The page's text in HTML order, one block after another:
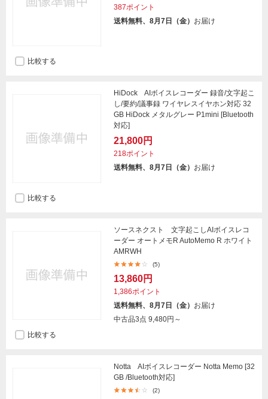
387ポイント
送料無料、8月7日（金） お届け
比較する
HiDock AIボイスレコーダー 録音/文字起こ
し/要約/議事録 ワイヤレスイヤホン対応 32
GB HiDock メタルグレー P1mini [Bluetooth
対応]
21,800円
218ポイント
送料無料、8月7日（金） お届け
比較する
ソースネクスト 文字起こしAIボイスレコ
ーダー オートメモR AutoMemo R ホワイト
AMRWH
(5)
13,860円
1,386ポイント
送料無料、8月7日（金） お届け
中古品3点 9,480円～
比較する
Notta AIボイスレコーダー Notta Memo [32
GB /Bluetooth対応]
(2)